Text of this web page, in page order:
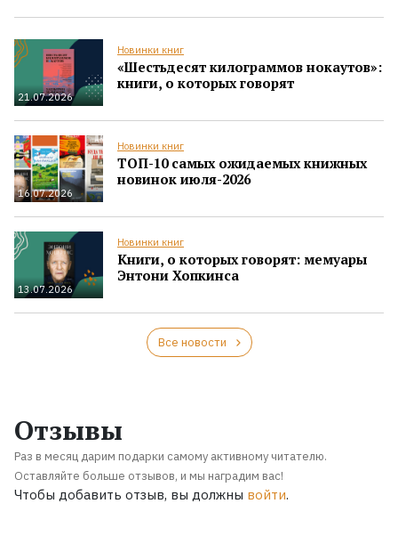
21.07.2026
Новинки книг
«Шестьдесят килограммов нокаутов»:
книги, о которых говорят
16.07.2026
Новинки книг
ТОП-10 самых ожидаемых книжных
новинок июля-2026
13.07.2026
Новинки книг
Книги, о которых говорят: мемуары
Энтони Хопкинса
Все новости
Отзывы
Раз в месяц дарим подарки самому активному читателю.
Оставляйте больше отзывов, и мы наградим вас!
Чтобы добавить отзыв, вы должны войти.